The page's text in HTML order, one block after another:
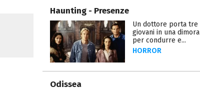
Haunting - Presenze
Un dottore porta tre
giovani in una dimora
per condurre e...
HORROR
Odissea